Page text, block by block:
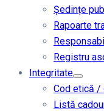
Ședințe
Rapoarte
Registru
Integritate
Cod etică /
Listă